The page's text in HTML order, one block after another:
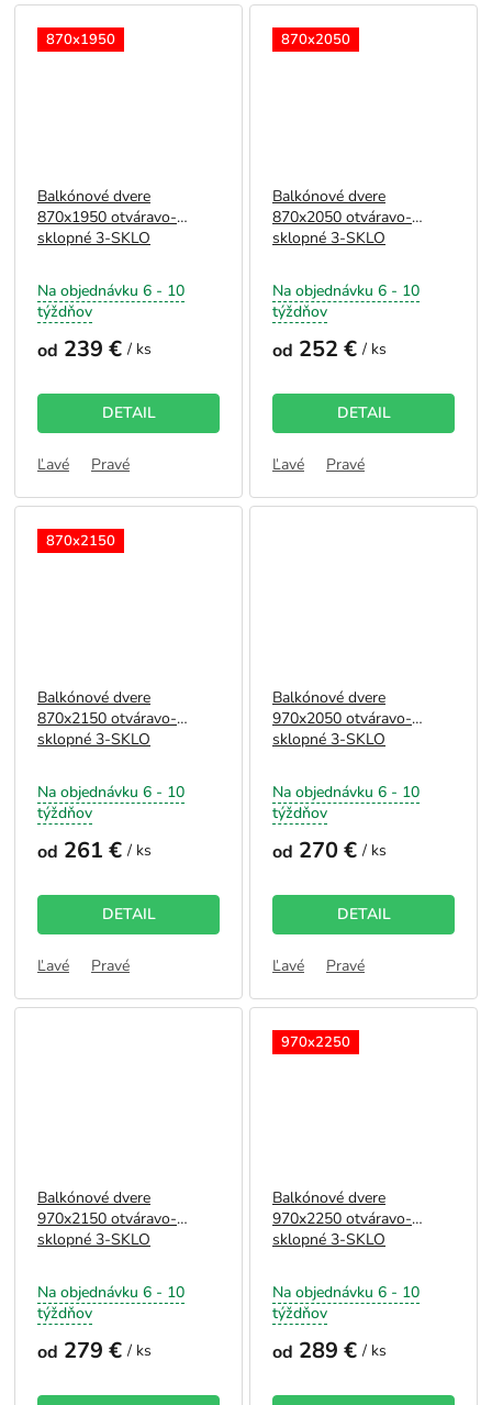
870x1950
Balkónové dvere
870x1950 otváravo-
sklopné 3-SKLO
Na objednávku 6 - 10
týždňov
od 239 € / ks
DETAIL
Ľavé Pravé
870x2050
Balkónové dvere
870x2050 otváravo-
sklopné 3-SKLO
Na objednávku 6 - 10
týždňov
od 252 € / ks
DETAIL
Ľavé Pravé
870x2150
Balkónové dvere
870x2150 otváravo-
sklopné 3-SKLO
Na objednávku 6 - 10
týždňov
od 261 € / ks
DETAIL
Ľavé Pravé
Balkónové dvere
970x2050 otváravo-
sklopné 3-SKLO
Na objednávku 6 - 10
týždňov
od 270 € / ks
DETAIL
Ľavé Pravé
Balkónové dvere
970x2150 otváravo-
sklopné 3-SKLO
Na objednávku 6 - 10
týždňov
od 279 € / ks
970x2250
Balkónové dvere
970x2250 otváravo-
sklopné 3-SKLO
Na objednávku 6 - 10
týždňov
od 289 € / ks